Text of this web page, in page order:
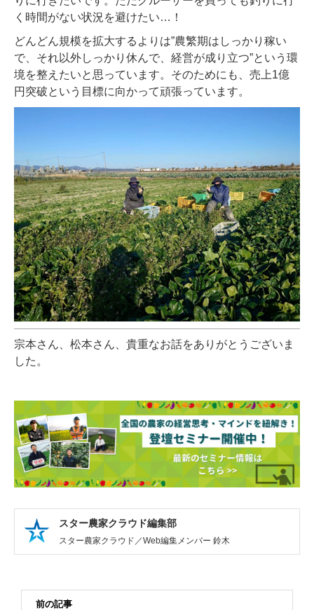
く時間がない状況を避けたい…！
どんどん規模を拡大するよりは”農繁期はしっかり稼い
で、それ以外しっかり休んで、経営が成り立つ”という環
境を整えたいと思っています。そのためにも、売上1億
円突破という目標に向かって頑張っています。
宗本さん、松本さん、 貴重なお話をありがとうございま
した。
スター農家クラウド編集部
スター農家クラウド／Web編集メンバー 鈴木
前の記事